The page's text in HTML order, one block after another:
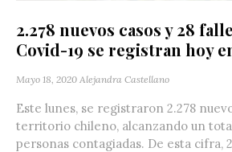
2.278 nuevos casos y 28
Covid-19 se registran hoy
Mayo 18, 2020 Alejandra Castellano
Este lunes, se registraron 2.278
territorio chileno, alcanzando un
personas contagiadas. De esta cifra,